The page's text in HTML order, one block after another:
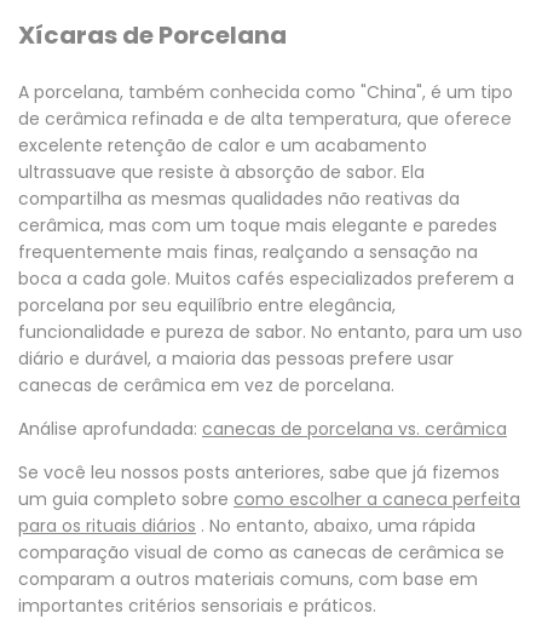
Xícaras de Porcelana
A porcelana, também conhecida como "China", é um tipo
de cerâmica refinada e de alta temperatura, que oferece
excelente retenção de calor e um acabamento
ultrassuave que resiste à absorção de sabor. Ela
compartilha as mesmas qualidades não reativas da
cerâmica, mas com um toque mais elegante e paredes
frequentemente mais finas, realçando a sensação na
boca a cada gole. Muitos cafés especializados preferem a
porcelana por seu equilíbrio entre elegância,
funcionalidade e pureza de sabor. No entanto, para um uso
diário e durável, a maioria das pessoas prefere usar
canecas de cerâmica em vez de porcelana.
Análise aprofundada: canecas de porcelana vs. cerâmica
Se você leu nossos posts anteriores, sabe que já fizemos
um guia completo sobre como escolher a caneca perfeita
para os rituais diários . No entanto, abaixo, uma rápida
comparação visual de como as canecas de cerâmica se
comparam a outros materiais comuns, com base em
importantes critérios sensoriais e práticos.